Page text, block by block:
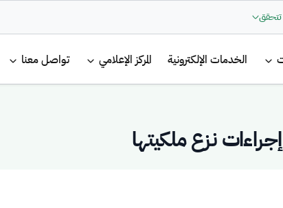
الرئيسية
الخدمات الإلكترونية المركز الإعلامي تواصل معنا
نزع ملكيتها